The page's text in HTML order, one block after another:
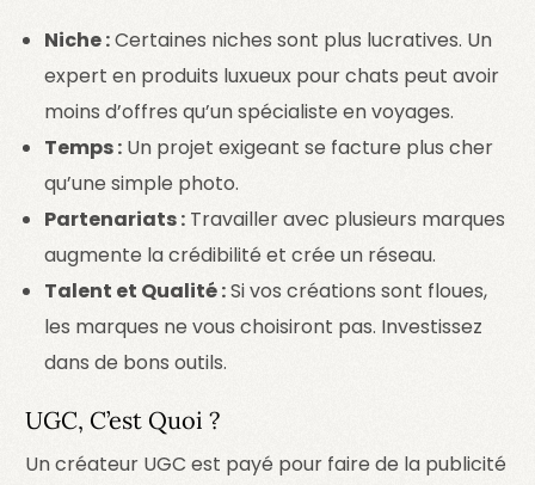
Niche :Certaines niches sont plus lucratives. Un
expert en produits luxueux pour chats peut avoir
moins d’offres qu’un spécialiste en voyages.
Temps : Un projet exigeant se facture plus cher
qu’une simple photo.
Partenariats : Travailler avec plusieurs marques
augmente la crédibilité et crée un réseau.
Talent et Qualité :Si vos créations sont floues,
les marques ne vous choisiront pas. Investissez
dans de bons outils.
UGC, C’est Quoi ?
Un créateur UGC est payé pour faire de la publicité